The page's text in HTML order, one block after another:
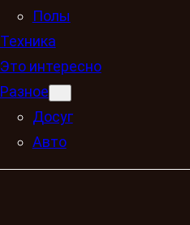
Полы
Техника
Это интересно
Разное
Досуг
Авто